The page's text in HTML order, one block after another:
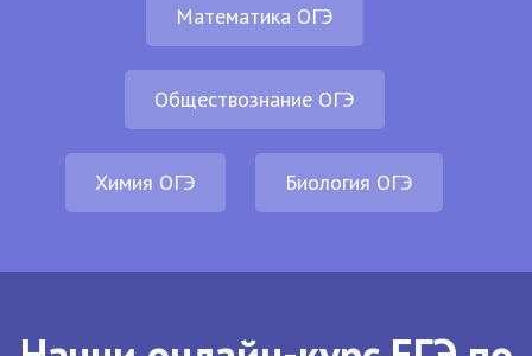
Математика ОГЭ
Обществознание ОГЭ
Химия ОГЭ Биология ОГЭ